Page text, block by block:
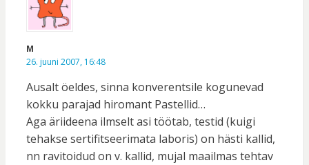
M
26. juuni 2007, 16:48
Ausalt öeldes, sinna konverentsile kogunevad
kokku parajad hiromant Pastellid…
Aga äriideena ilmselt asi töötab, testid (kuigi
tehakse sertifitseerimata laboris) on hästi kallid,
nn ravitoidud on v. kallid, mujal maailmas tehtav